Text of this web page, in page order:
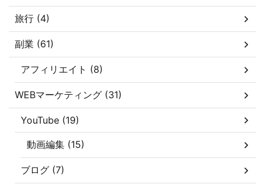
旅行 (4)
副業 (61)
アフィリエイト (8)
WEBマーケティング (31)
YouTube (19)
動画編集 (15)
ブログ (7)